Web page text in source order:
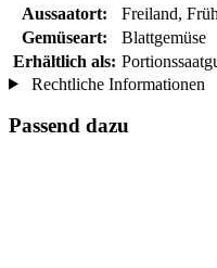
Aussaatort:
Freiland,
Gemüseart:
Blattgemüse
Erhältlich als:
Rechtliche Informationen
Passend dazu